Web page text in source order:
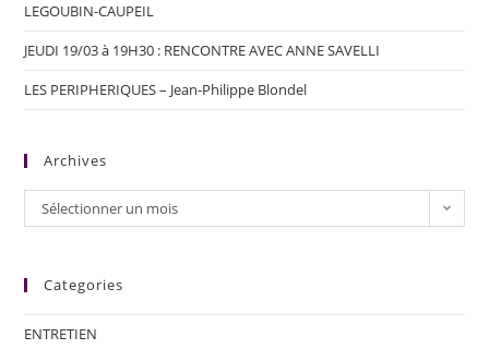
LEGOUBIN-CAUPEIL
JEUDI 19/03 à 19H30 : RENCONTRE AVEC ANNE SAVELLI
LES PERIPHERIQUES – Jean-Philippe Blondel
Archives
Sélectionner un mois
Categories
ENTRETIEN